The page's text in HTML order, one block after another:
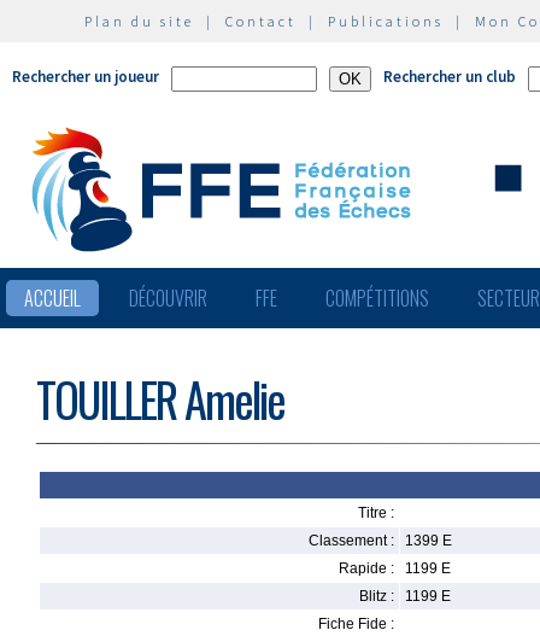
Plan du site | Contact | Publications | Mon
Rechercher un joueur Rechercher un club
ACCUEIL DÉCOUVRIR FFE COMPÉTITIONS
TOUILLER Amelie
Titre :
Classement :
1399 E
Rapide :
1199 E
Blitz :
1199 E
Fiche Fide :